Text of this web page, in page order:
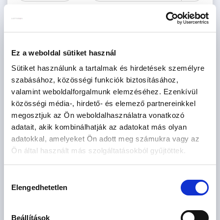
Ez a weboldal sütiket használ
Sütiket használunk a tartalmak és hirdetések személyre
szabásához, közösségi funkciók biztosításához,
valamint weboldalforgalmunk elemzéséhez. Ezenkívül
közösségi média-, hirdető- és elemező partnereinkkel
megosztjuk az Ön weboldalhasználatra vonatkozó
adatait, akik kombinálhatják az adatokat más olyan
adatokkal, amelyeket Ön adott meg számukra vagy az
Ön által használt más szolgáltatásokból gyűjtöttek.
kiválasztása
Elengedhetetlen
Beállítások
Szoba
db
CSOK igényelhető
Szűrés